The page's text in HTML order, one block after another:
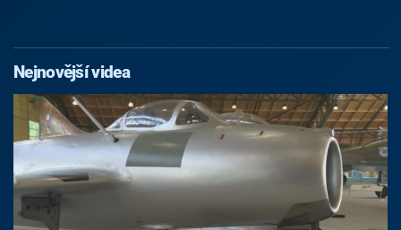
Nejnovější videa